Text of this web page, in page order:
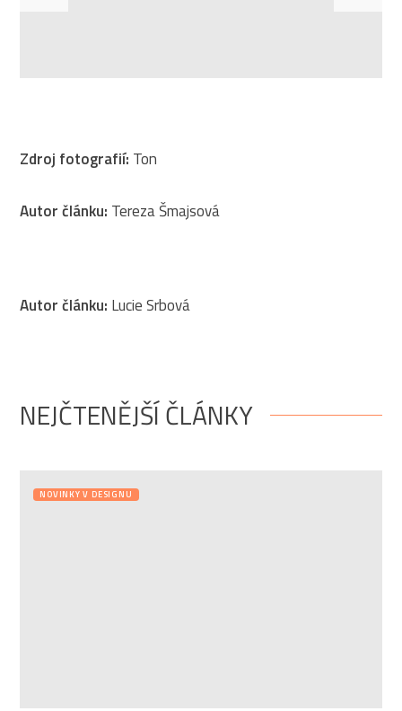
Zdroj fotografií: Ton
Autor článku: Tereza Šmajsová
Autor článku: Lucie Srbová
NEJČTENĚJŠÍ ČLÁNKY
NOVINKY V DESIGNU